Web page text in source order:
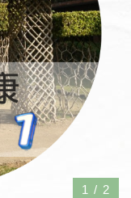
1 / 2